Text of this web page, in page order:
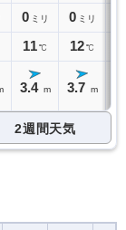
0 ミリ
11℃
3.4 m
0 ミリ
12℃
3.7 m
2週間天気